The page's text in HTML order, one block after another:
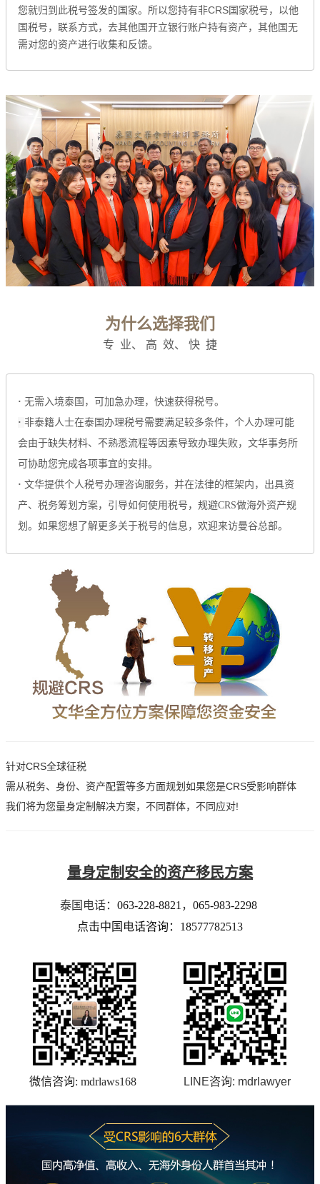
您就归到此税号签发的国家。所以您持有非CRS国家税号，以他
国税号，联系方式，去其他国开立银行账户持有资产，其他国无
需对您的资产进行收集和反馈。
为什么选择我们
专 业、 高 效、 快 捷
· 无需入境泰国，可加急办理，快速获得税号。
· 非泰籍人士在泰国办理税号需要满足较多条件，个人办理可能
会由于缺失材料、不熟悉流程等因素导致办理失败，文华事务所
可协助您完成各项事宜的安排。
· 文华提供个人税号办理咨询服务，并在法律的框架内，出具资
产、税务筹划方案，引导如何使用税号，规避CRS做海外资产规
划。如果您想了解更多关于税号的信息，欢迎来访曼谷总部。
针对CRS全球征税
需从税务、身份、资产配置等多方面规划如果您是CRS受影响群体
我们将为您量身定制解决方案，不同群体，不同应对!
量身定制安全的资产移民方案
泰国电话： 063-228-8821， 065-983-2298
点击中国电话咨询：18577782513
微信咨询: mdrlaws168 LINE咨询: mdrlawyer